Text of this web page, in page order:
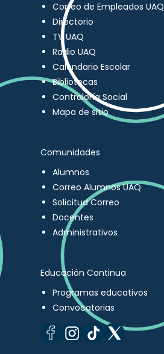
Correo de Empleados UAQ
Directorio
TV UAQ
Radio UAQ
Calendario Escolar
Bibliotecas
Contraloría Social
Mapa de sitio
Comunidades
Alumnos
Correo Alumnos UAQ
Solicitud Correo
Docentes
Administrativos
Educación Continua
Programas educativos
Convocatorias